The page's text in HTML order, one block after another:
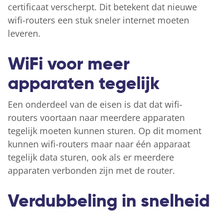
certificaat verscherpt. Dit betekent dat nieuwe
wifi-routers een stuk sneler internet moeten
leveren.
WiFi voor meer
apparaten tegelijk
Een onderdeel van de eisen is dat dat wifi-
routers voortaan naar meerdere apparaten
tegelijk moeten kunnen sturen. Op dit moment
kunnen wifi-routers maar naar één apparaat
tegelijk data sturen, ook als er meerdere
apparaten verbonden zijn met de router.
Verdubbeling in snelheid